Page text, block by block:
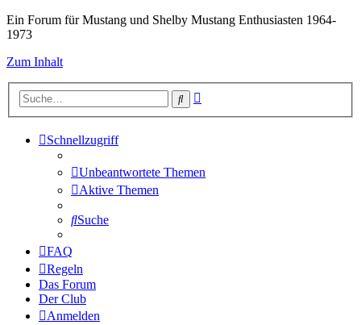
Ein Forum für Mustang und Shelby Mustang Enthusiasten 1964-
1973
Zum Inhalt
Suche
Schnellzugriff
Unbeantwortete Themen
Aktive Themen
Suche
FAQ
Regeln
Das Forum
Der Club
Anmelden